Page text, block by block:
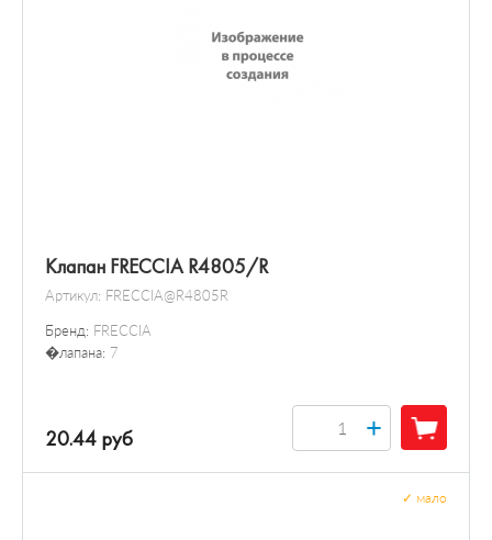
Клапан FRECCIA R4805/R
Артикул: FRECCIA@R4805R
Бренд: FRECCIA
�лапана: 7
20.44 руб +
мало